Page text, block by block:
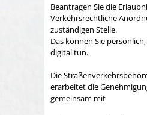
Beantragen Sie die
Verkehrsrechtliche
zuständigen Stelle.
Das können Sie
digital tun.
Die
erarbeitet die
gemeinsam mit